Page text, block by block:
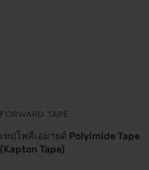
FORWARD TAPE
เทปโพลีเอมายด์ Polyimide Tape
(Kapton Tape)